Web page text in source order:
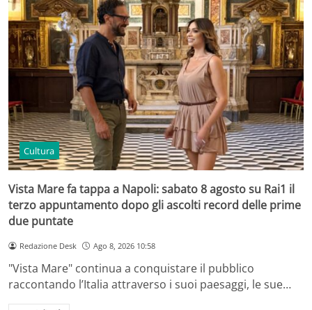
Cultura
Vista Mare fa tappa a Napoli: sabato 8 agosto su Rai1 il
terzo appuntamento dopo gli ascolti record delle prime
due puntate
Redazione Desk Ago 8, 2026 10:58
"Vista Mare" continua a conquistare il pubblico
raccontando l’Italia attraverso i suoi paesaggi, le sue…